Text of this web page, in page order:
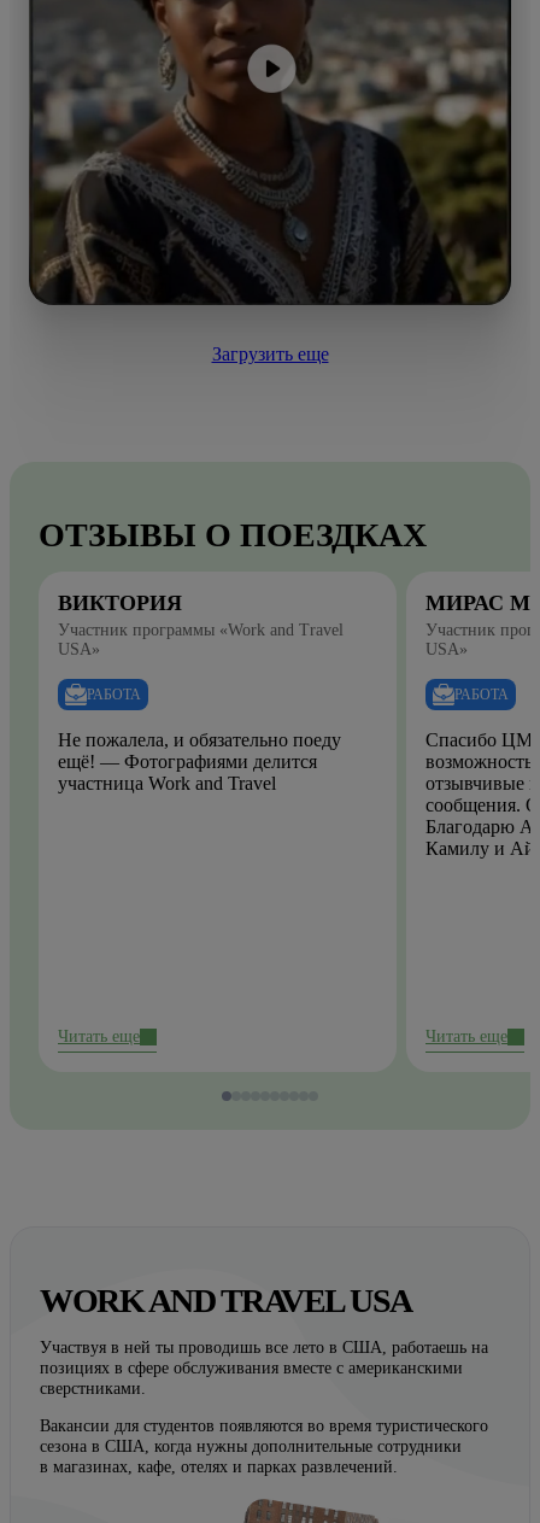
Загрузить еще
ОТЗЫВЫ О ПОЕЗДКАХ
ВИКТОРИЯ
Участник программы «Work and Travel
USA»
РАБОТА
Не пожалела, и обязательно поеду
ещё! — Фотографиями делится
участница Work and Travel
Читать еще
МИРАС
Участник
USA»
РАБОТА
Спасибо ЦМО
отзывчивые
сообщения.
Благодарю
Камилу и
Читать еще
WORK AND TRAVEL USA
Участвуя в ней ты проводишь все лето в США, работаешь на
позициях в сфере обслуживания вместе с американскими
сверстниками.
Вакансии для студентов появляются во время туристического
сезона в США, когда нужны дополнительные сотрудники
в магазинах, кафе, отелях и парках развлечений.